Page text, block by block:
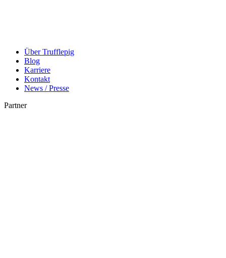
Über Trufflepig
Blog
Karriere
Kontakt
News / Presse
Partner